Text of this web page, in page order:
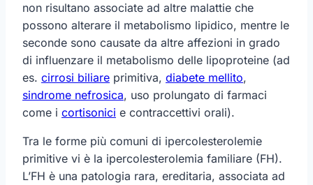
non risultano associate ad altre malattie che
possono alterare il metabolismo lipidico, mentre le
seconde sono causate da altre affezioni in grado
di influenzare il metabolismo delle lipoproteine (ad
es. cirrosi biliare primitiva, diabete mellito,
sindrome nefrosica, uso prolungato di farmaci
come i cortisonici e contraccettivi orali).
Tra le forme più comuni di ipercolesterolemie
primitive vi è la ipercolesterolemia familiare (FH).
L’FH è una patologia rara, ereditaria, associata ad